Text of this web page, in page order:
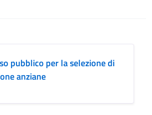
pubblico per la selezione di
anziane